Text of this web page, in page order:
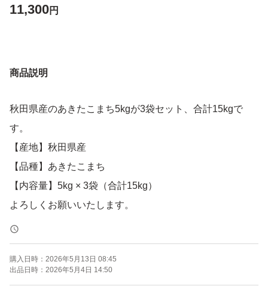
11,300円
商品説明
秋田県産のあきたこまち5kgが3袋セット、合計15kgで
す。
【産地】秋田県産
【品種】あきたこまち
【内容量】5kg × 3袋（合計15kg）
よろしくお願いいたします。
購入日時： 2026年5月13日 08:45
出品日時： 2026年5月4日 14:50